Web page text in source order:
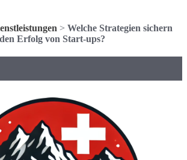
> Welche Strategien sichern
den Erfolg von Start-ups?